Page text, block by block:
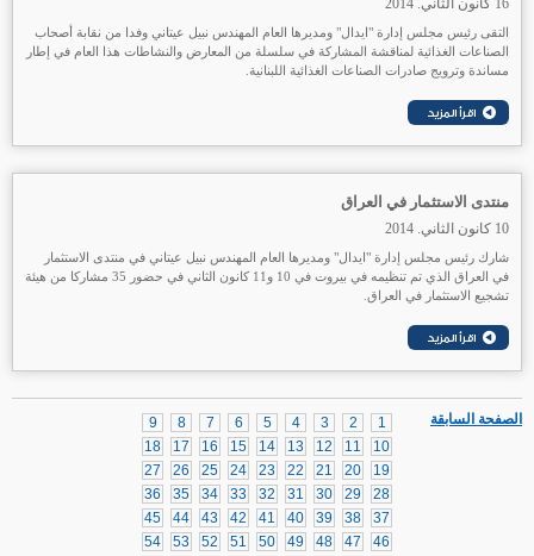
16 كانون الثاني. 2014
التقى رئيس مجلس إدارة "ايدال" ومديرها العام المهندس نبيل عيتاني وفدا من نقابة أصحاب
الصناعات الغذائية لمناقشة المشاركة في سلسلة من المعارض والنشاطات هذا العام في إطار
مساندة وترويج صادرات الصناعات الغذائية اللبنانية.
منتدى الاستثمار في العراق
10 كانون الثاني. 2014
شارك رئيس مجلس إدارة "ايدال" ومديرها العام المهندس نبيل عيتاني في منتدى الاستثمار
في العراق الذي تم تنظيمه في بيروت في 10 و11 كانون الثاني في حضور 35 مشاركا من هيئة
تشجيع الاستثمار في العراق.
1
2
3
4
5
6
7
8
9
10
11
12
13
14
15
16
17
18
19
20
21
22
23
24
25
26
27
28
29
30
31
32
33
34
35
36
37
38
39
40
41
42
43
44
45
46
47
48
49
50
51
52
53
54
الصفحة السابقة